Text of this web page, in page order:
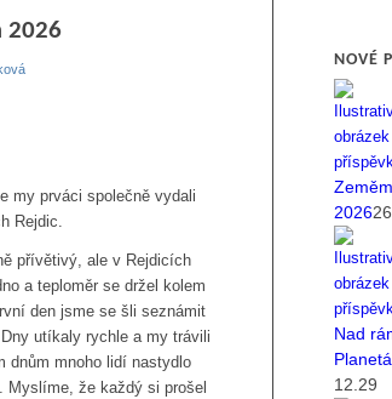
2026
my prváci společně vydali
Rejdic.
přívětivý, ale v Rejdicích
a teploměr se držel kolem
den jsme se šli seznámit
utíkaly rychle a my trávili
dnům mnoho lidí nastydlo
Myslíme, že každý si prošel
NOVÉ
2026
Nad
12.29